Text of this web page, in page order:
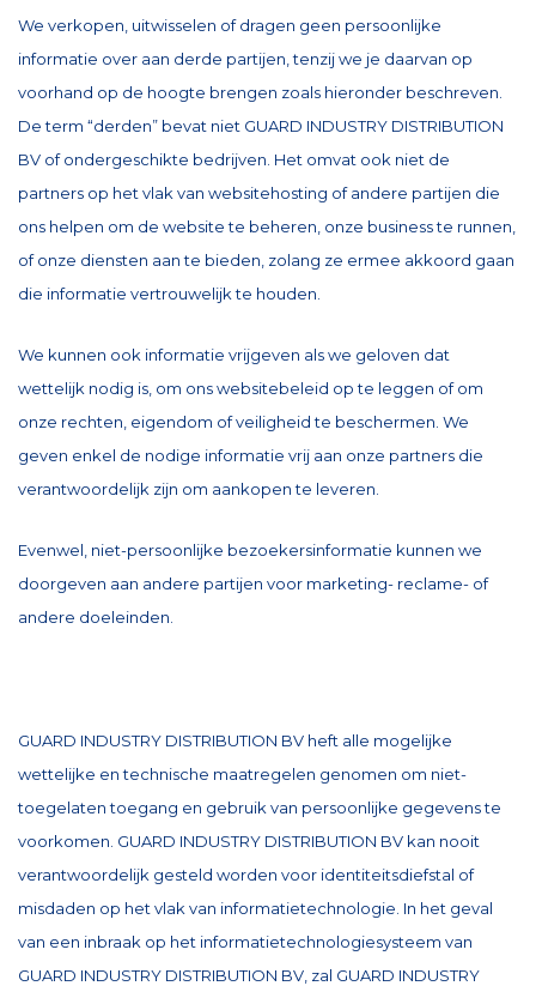
We verkopen, uitwisselen of dragen geen persoonlijke
informatie over aan derde partijen, tenzij we je daarvan op
voorhand op de hoogte brengen zoals hieronder beschreven.
De term “derden” bevat niet GUARD INDUSTRY DISTRIBUTION
BV of ondergeschikte bedrijven. Het omvat ook niet de
partners op het vlak van websitehosting of andere partijen die
ons helpen om de website te beheren, onze business te runnen,
of onze diensten aan te bieden, zolang ze ermee akkoord gaan
die informatie vertrouwelijk te houden.
We kunnen ook informatie vrijgeven als we geloven dat
wettelijk nodig is, om ons websitebeleid op te leggen of om
onze rechten, eigendom of veiligheid te beschermen. We
geven enkel de nodige informatie vrij aan onze partners die
verantwoordelijk zijn om aankopen te leveren.
Evenwel, niet-persoonlijke bezoekersinformatie kunnen we
doorgeven aan andere partijen voor marketing- reclame- of
andere doeleinden.
GUARD INDUSTRY DISTRIBUTION BV heft alle mogelijke
wettelijke en technische maatregelen genomen om niet-
toegelaten toegang en gebruik van persoonlijke gegevens te
voorkomen. GUARD INDUSTRY DISTRIBUTION BV kan nooit
verantwoordelijk gesteld worden voor identiteitsdiefstal of
misdaden op het vlak van informatietechnologie. In het geval
van een inbraak op het informatietechnologiesysteem van
GUARD INDUSTRY DISTRIBUTION BV, zal GUARD INDUSTRY